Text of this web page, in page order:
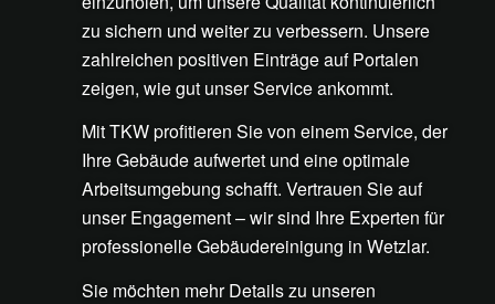
zu sichern und weiter zu verbessern. Unsere
zahlreichen positiven Einträge auf Portalen
zeigen, wie gut unser Service ankommt.
Mit TKW profitieren Sie von einem Service, der
Ihre Gebäude aufwertet und eine optimale
Arbeitsumgebung schafft. Vertrauen Sie auf
unser Engagement – wir sind Ihre Experten für
professionelle Gebäudereinigung in Wetzlar.
Sie möchten mehr Details zu unseren